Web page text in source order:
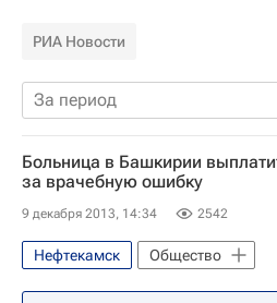
РИА Новости
За период
Больница в Башкирии
за врачебную ошибку
9 декабря 2013, 14:34 2542
Нефтекамск
Общество
Здоровье - Общество